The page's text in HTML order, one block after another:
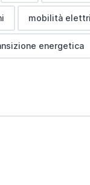
mobilità
energetica